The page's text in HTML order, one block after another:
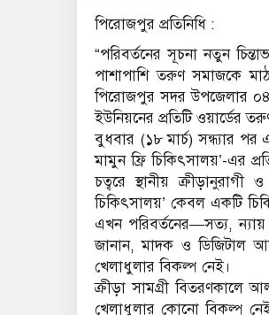
‎​পিরোজপুর প্রতিনিধি :
‎“পরিবর্তনের সূচনা নতুন
পাশাপাশি তরুণ সমাজকে
পিরোজপুর সদর উপজেলার ০৪
ইউনিয়নের প্রতিটি ওয়ার্ডের
‎বুধবার (১৮ মার্চ) সন্ধ্যার পর
মামুন ফ্রি চিকিৎসালয়’-এর
চত্বরে স্থানীয়
চিকিৎসালয়’ কেবল একটি
এখন পরিবর্তনের—সত্য,
জানান, মাদক ও ডিজিটাল
খেলাধুলার বিকল্প নেই।
‎​ক্রীড়া সামগ্রী বিতরণকালে
খেলাধুলার কোনো বিকল্প